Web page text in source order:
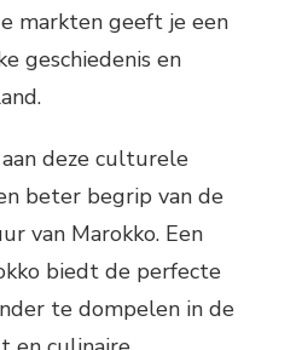
markten geeft je een
geschiedenis en
deze culturele
beter begrip van de
van Marokko. Een
biedt de perfecte
te dompelen in de